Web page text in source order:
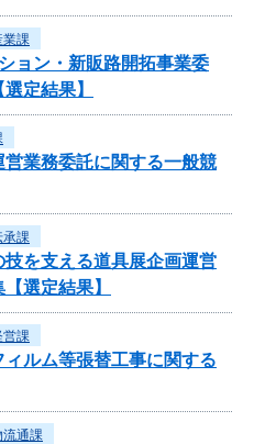
業課
ョン・新販路開拓事業委
定結果】
業務委託に関する一般競
承課
技を支える道具展企画運営
選定結果】
営課
ルム等張替工事に関する
流通課